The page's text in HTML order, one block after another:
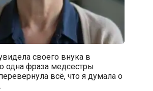
своего внука в
одна фраза медсестры
всё, что я думала о